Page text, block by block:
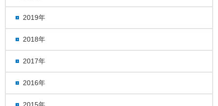
2019年
2018年
2017年
2016年